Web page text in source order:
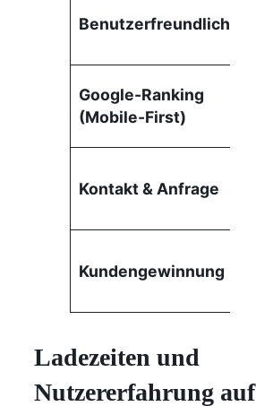
Benutzerfreundlichkeit
Google-Ranking
(Mobile-First)
Kontakt & Anfrage
Kundengewinnung
Ladezeiten und
Nutzererfahrung auf